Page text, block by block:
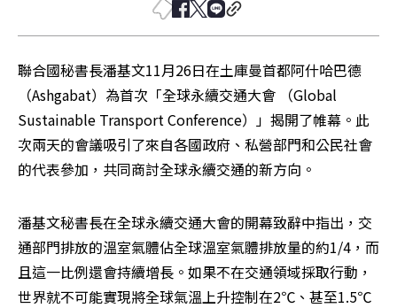
聯合國秘書長潘基文11月26日在土庫曼首都阿什哈巴德
（Ashgabat）為首次「全球永續交通大會 （Global
Sustainable Transport Conference）」揭開了帷幕。此
次兩天的會議吸引了來自各國政府、私營部門和公民社會
的代表參加，共同商討全球永續交通的新方向。
潘基文秘書長在全球永續交通大會的開幕致辭中指出，交
通部門排放的溫室氣體佔全球溫室氣體排放量的約1/4，而
且這一比例還會持續增長。如果不在交通領域採取行動，
世界就不可能實現將全球氣溫上升控制在2℃、甚至1.5℃